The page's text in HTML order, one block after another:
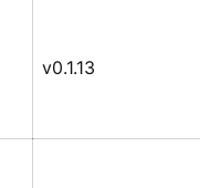
v0.1.13